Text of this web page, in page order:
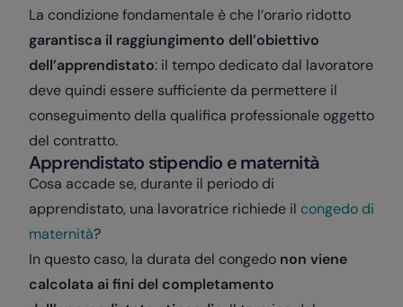
La condizione fondamentale è che l’orario ridotto
garantisca il raggiungimento dell’obiettivo
dell’apprendistato: il tempo dedicato dal lavoratore
deve quindi essere sufficiente da permettere il
conseguimento della qualifica professionale oggetto
del contratto.
Apprendistato stipendio e maternità
Cosa accade se, durante il periodo di
apprendistato, una lavoratrice richiede il congedo di
maternità?
In questo caso, la durata del congedo non viene
calcolata ai fini del completamento